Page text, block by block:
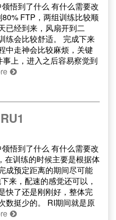
悟到了什么 有什么需要改
FTP，两组训练比较顺
已经到来，风扇开到二
练会比较舒适。 完成下来
中走神会比较麻烦，关键
事上，进入之后容易察觉到
悟到了什么 有什么需要改
在训练的时候主要是根据体
成预定距离的期间尽可能
来，配速的感觉还可以，
快了还是刚刚好，整体完
数挺少的。 RI期间就是原